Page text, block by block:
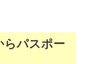
らパスポー